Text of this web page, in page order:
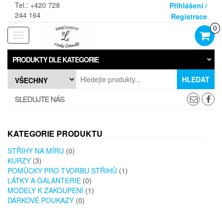
the
content
Tel.: +420 728
244 164
Přihlášení /
Registrace
Rozbalovací
navigace
0
PRODUKTY DLE KATEGORIE
HLEDAT
SLEDUJTE NÁS
KATEGORIE PRODUKTU
STŘIHY NA MÍRU (0)
KURZY (3)
POMŮCKY PRO TVORBU STŘIHŮ (1)
LÁTKY A GALANTERIE (0)
MODELY K ZAKOUPENÍ (1)
DÁRKOVÉ POUKAZY (0)